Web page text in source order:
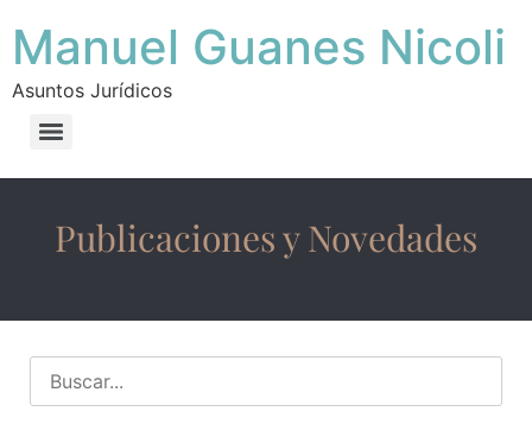
Manuel Guanes Nicoli
Asuntos Jurídicos
Publicaciones y Novedades